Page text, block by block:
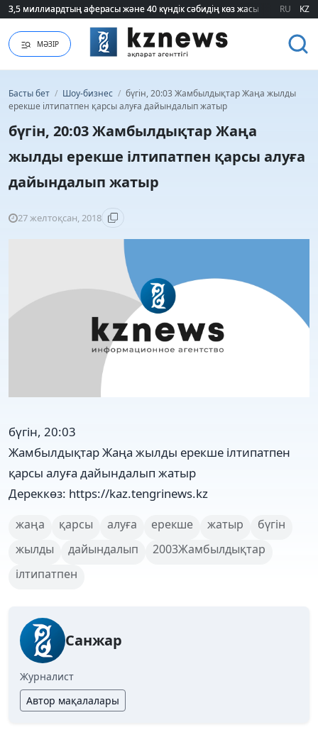
3,5 миллиардтың аферасы және 40 күндік сәбидің көз жасы:
3,5 миллиардтың аферасы және 40 күндік сәбидің көз жасы: RU KZ
МӘЗІР
Басты бет / Шоу-бизнес / бүгін, 20:03 Жамбылдықтар Жаңа жылды
ерекше ілтипатпен қарсы алуға дайындалып жатыр
бүгін, 20:03 Жамбылдықтар Жаңа
жылды ерекше ілтипатпен қарсы алуға
дайындалып жатыр
27 желтоқсан, 2018
бүгін, 20:03
Жамбылдықтар Жаңа жылды ерекше ілтипатпен
қарсы алуға дайындалып жатыр
Дереккөз: https://kaz.tengrinews.kz
жаңа қарсы алуға ерекше жатыр
бүгін
жылды
дайындалып
2003Жамбылдықтар
ілтипатпен
Санжар
Журналист
Автор мақалалары